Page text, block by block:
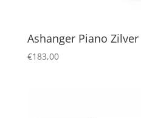
Ashanger Piano Zilver
€183,00